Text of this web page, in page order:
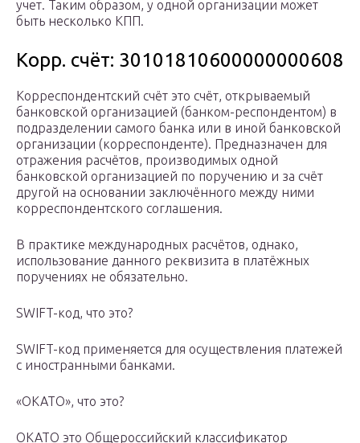
учет. Таким образом, у одной организации может
быть несколько КПП.
Корр. счёт: 30101810600000000608
Корреспондентский счёт это счёт, открываемый
банковской организацией (банком-респондентом) в
подразделении самого банка или в иной банковской
организации (корреспонденте). Предназначен для
отражения расчётов, производимых одной
банковской организацией по поручению и за счёт
другой на основании заключённого между ними
корреспондентского соглашения.
В практике международных расчётов, однако,
использование данного реквизита в платёжных
поручениях не обязательно.
SWIFT-код, что это?
SWIFT-код применяется для осуществления платежей
с иностранными банками.
«ОКАТО», что это?
ОКАТО это Общероссийский классификатор